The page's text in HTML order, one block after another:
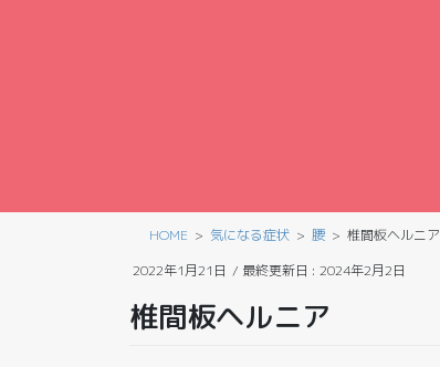
HOME 気になる症状 腰
椎間板ヘルニア
2022年1月21日 / 最終更新日 : 2024年2月2日
椎間板ヘルニア